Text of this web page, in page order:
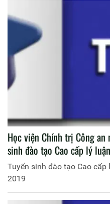
Học viện Chính trị Công
sinh đào tạo Cao cấp lý
Tuyển sinh đào tạo Cao
2019